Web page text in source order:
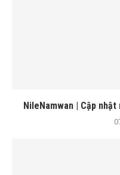
NileNamwan | Cập